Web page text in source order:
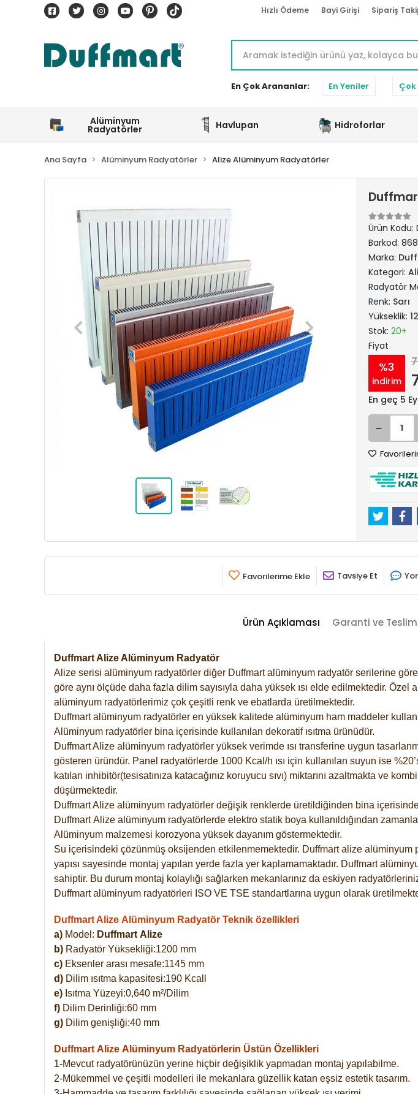
Hızlı Ödeme Bayi Girişi Sipariş
En Çok Arananlar: En Yeniler
Alüminyum
Radyatörler Havlupan Hidroforlar
Ana Sayfa Alüminyum Radyatörler Alize Alüminyum Radyatörler
Ürün Kodu:
Barkod:
Marka:
Kategori:
Radyatör
Renk: Sarı
Yükseklik:
Stok: 20+
Fiyat
%3
indirim
En geç 5
Favorilerime Ekle Tavsiye Et
Ürün Açıklaması Garanti ve
Duffmart Alize Alüminyum Radyatör
Alize serisi alüminyum radyatörler diğer Duffmart alüminyum radyatör serilerine
göre aynı ölçüde daha fazla dilim sayısıyla daha yüksek ısı elde edilmektedir.
alüminyum radyatörlerimiz çok çeşitli renk ve ebatlarda üretilmektedir.
Duffmart alüminyum radyatörler en yüksek kalitede alüminyum ham maddeler
Alüminyum radyatörler bina içerisinde kullanılan dekoratif ısıtma ürünüdür.
Duffmart Alize alüminyum radyatörler yüksek verimde ısı transferine uygun
gösteren üründür. Panel radyatörlerde 1000 Kcal/h ısı için kullanılan suyun ise
katılan inhibitör(tesisatınıza katacağınız koruyucu sıvı) miktarını azaltmakta ve
düşürmektedir.
Duffmart Alize alüminyum radyatörler değişik renklerde üretildiğinden bina
DuffmartAlize alüminyum radyatörlerde elektro statik boya kullanıldığından
Alüminyum malzemesi korozyona yüksek dayanım göstermektedir.
Su içerisindeki çözünmüş oksijenden etkilenmemektedir. Duffmart alize
yapısı sayesinde montaj yapılan yerde fazla yer kaplamamaktadır. Duffmart
sahiptir. Bu durum montaj kolaylığı sağlarken mekanlarınız da eskiyen
Duffmart alüminyum radyatörleri ISO VE TSE standartlarına uygun olarak
Duffmart Alize Alüminyum Radyatör Teknik özellikleri
a) Model: Duffmart Alize
b) Radyatör Yüksekliği:1200 mm
c) Eksenler arası mesafe:1145 mm
d) Dilim ısıtma kapasitesi:190 Kcall
e) Isıtma Yüzeyi:0,640 m²/Dilim
f) Dilim Derinliği:60 mm
g) Dilim genişliği:40 mm
Duffmart Alize Alüminyum Radyatörlerin Üstün Özellikleri
1-Mevcut radyatörünüzün yerine hiçbir değişiklik yapmadan montaj yapılabilme.
2-Mükemmel ve çeşitli modelleri ile mekanlara güzellik katan eşsiz estetik tasarım.